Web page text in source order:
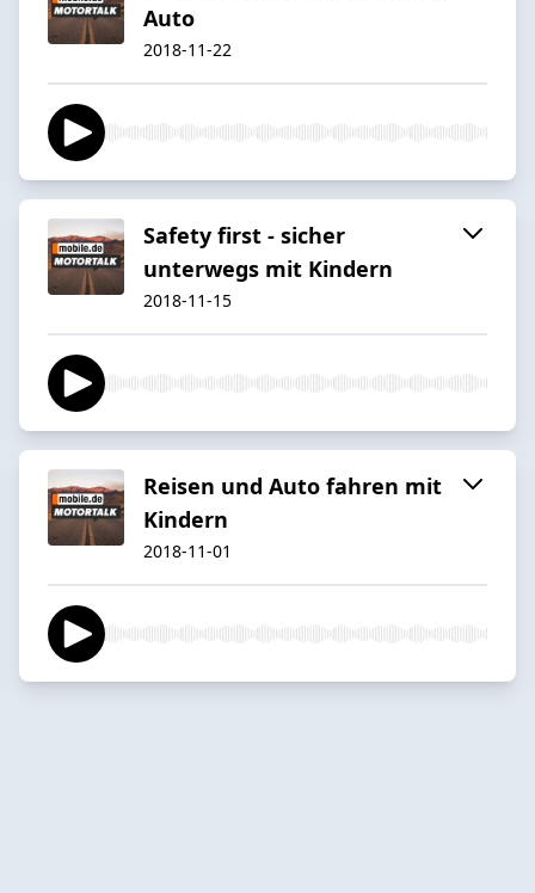
Auto
2018-11-22
Safety first - sicher
unterwegs mit Kindern
2018-11-15
Reisen und Auto fahren mit
Kindern
2018-11-01